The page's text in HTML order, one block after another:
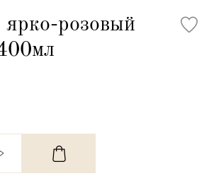
розовый